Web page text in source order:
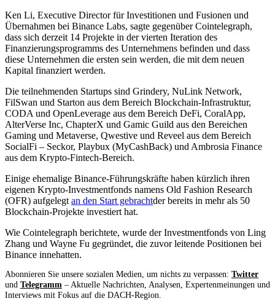
Ken Li, Executive Director für Investitionen und Fusionen und
Übernahmen bei Binance Labs, sagte gegenüber Cointelegraph,
dass sich derzeit 14 Projekte in der vierten Iteration des
Finanzierungsprogramms des Unternehmens befinden und dass
diese Unternehmen die ersten sein werden, die mit dem neuen
Kapital finanziert werden.
Die teilnehmenden Startups sind Grindery, NuLink Network,
FilSwan und Starton aus dem Bereich Blockchain-Infrastruktur,
CODA und OpenLeverage aus dem Bereich DeFi, CoralApp,
AlterVerse Inc, ChapterX und Gamic Guild aus den Bereichen
Gaming und Metaverse, Qwestive und Reveel aus dem Bereich
SocialFi – Seckor, Playbux (MyCashBack) und Ambrosia Finance
aus dem Krypto-Fintech-Bereich.
Einige ehemalige Binance-Führungskräfte haben kürzlich ihren
eigenen Krypto-Investmentfonds namens Old Fashion Research
(OFR) aufgelegt an den Start gebrachtder bereits in mehr als 50
Blockchain-Projekte investiert hat.
Wie Cointelegraph berichtete, wurde der Investmentfonds von Ling
Zhang und Wayne Fu gegründet, die zuvor leitende Positionen bei
Binance innehatten.
Abonnieren Sie unsere sozialen Medien, um nichts zu verpassen: Twitter
und Telegramm – Aktuelle Nachrichten, Analysen, Expertenmeinungen und
Interviews mit Fokus auf die DACH-Region.